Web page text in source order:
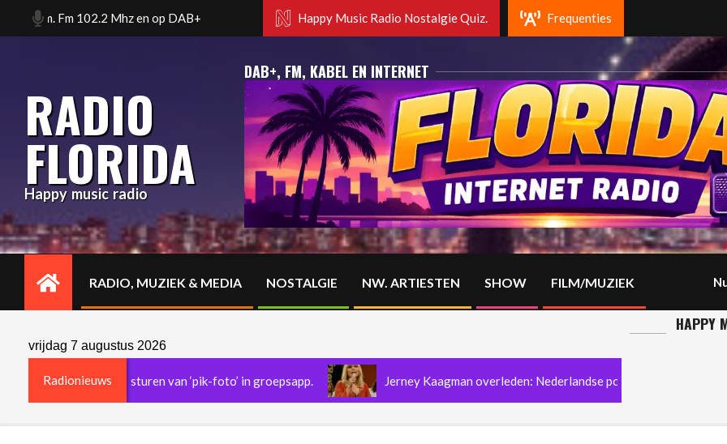
Fm 102.2 Mhz en op DAB+ Happy music radio. Florida radio Rotterdam. Fm 102.2 Mhz en op DAB+
Happy Music Radio Nostalgie Quiz. Frequenties
RADIO
FLORIDA
Happy music radio
DAB+, FM, KABEL EN INTERNET
Primary
Navigation
RADIO, MUZIEK & MEDIA NOSTALGIE NW. ARTIESTEN SHOW FILM/MUZIEK
vrijdag 7 augustus 2026
Radionieuws
na versturen van ‘pik-foto’ in groepsapp. Jerney Kaagman overleden: Nederlandse popmuziek verliest de
HAPPY